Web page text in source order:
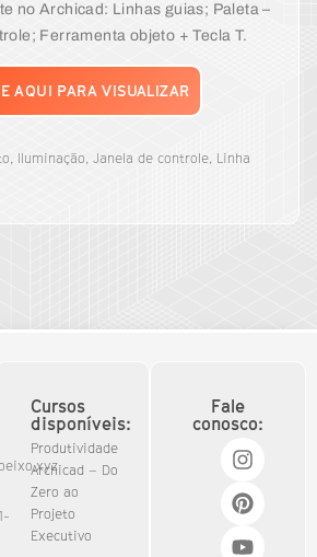
no Archicad: Linhas guias; Paleta –
Ferramenta objeto + Tecla T.
AQUI PARA VISUALIZAR
, Iluminação, Janela de controle, Linha
Cursos
disponíveis:
Produtividade
Archicad – Do
Zero ao
Projeto
Executivo
Fale
conosco: